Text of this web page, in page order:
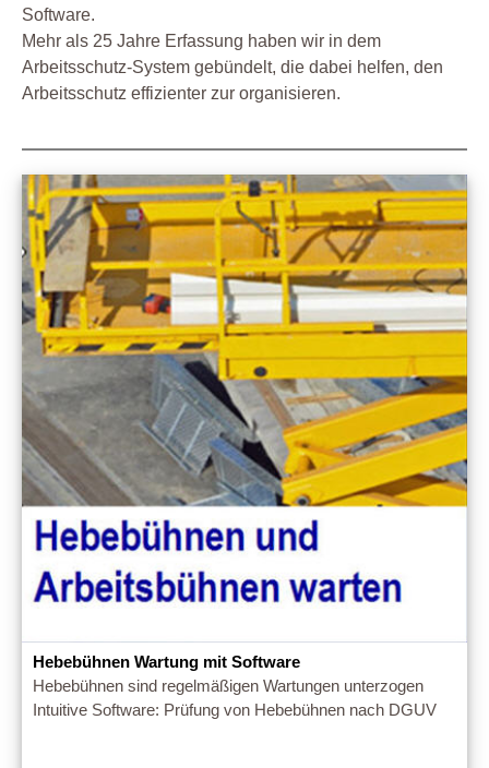
Software.
Mehr als 25 Jahre Erfassung haben wir in dem
Arbeitsschutz-System gebündelt, die dabei helfen, den
Arbeitsschutz effizienter zur organisieren.
Hebebühnen Wartung mit Software
Hebebühnen sind regelmäßigen Wartungen unterzogen
Intuitive Software: Prüfung von Hebebühnen nach DGUV